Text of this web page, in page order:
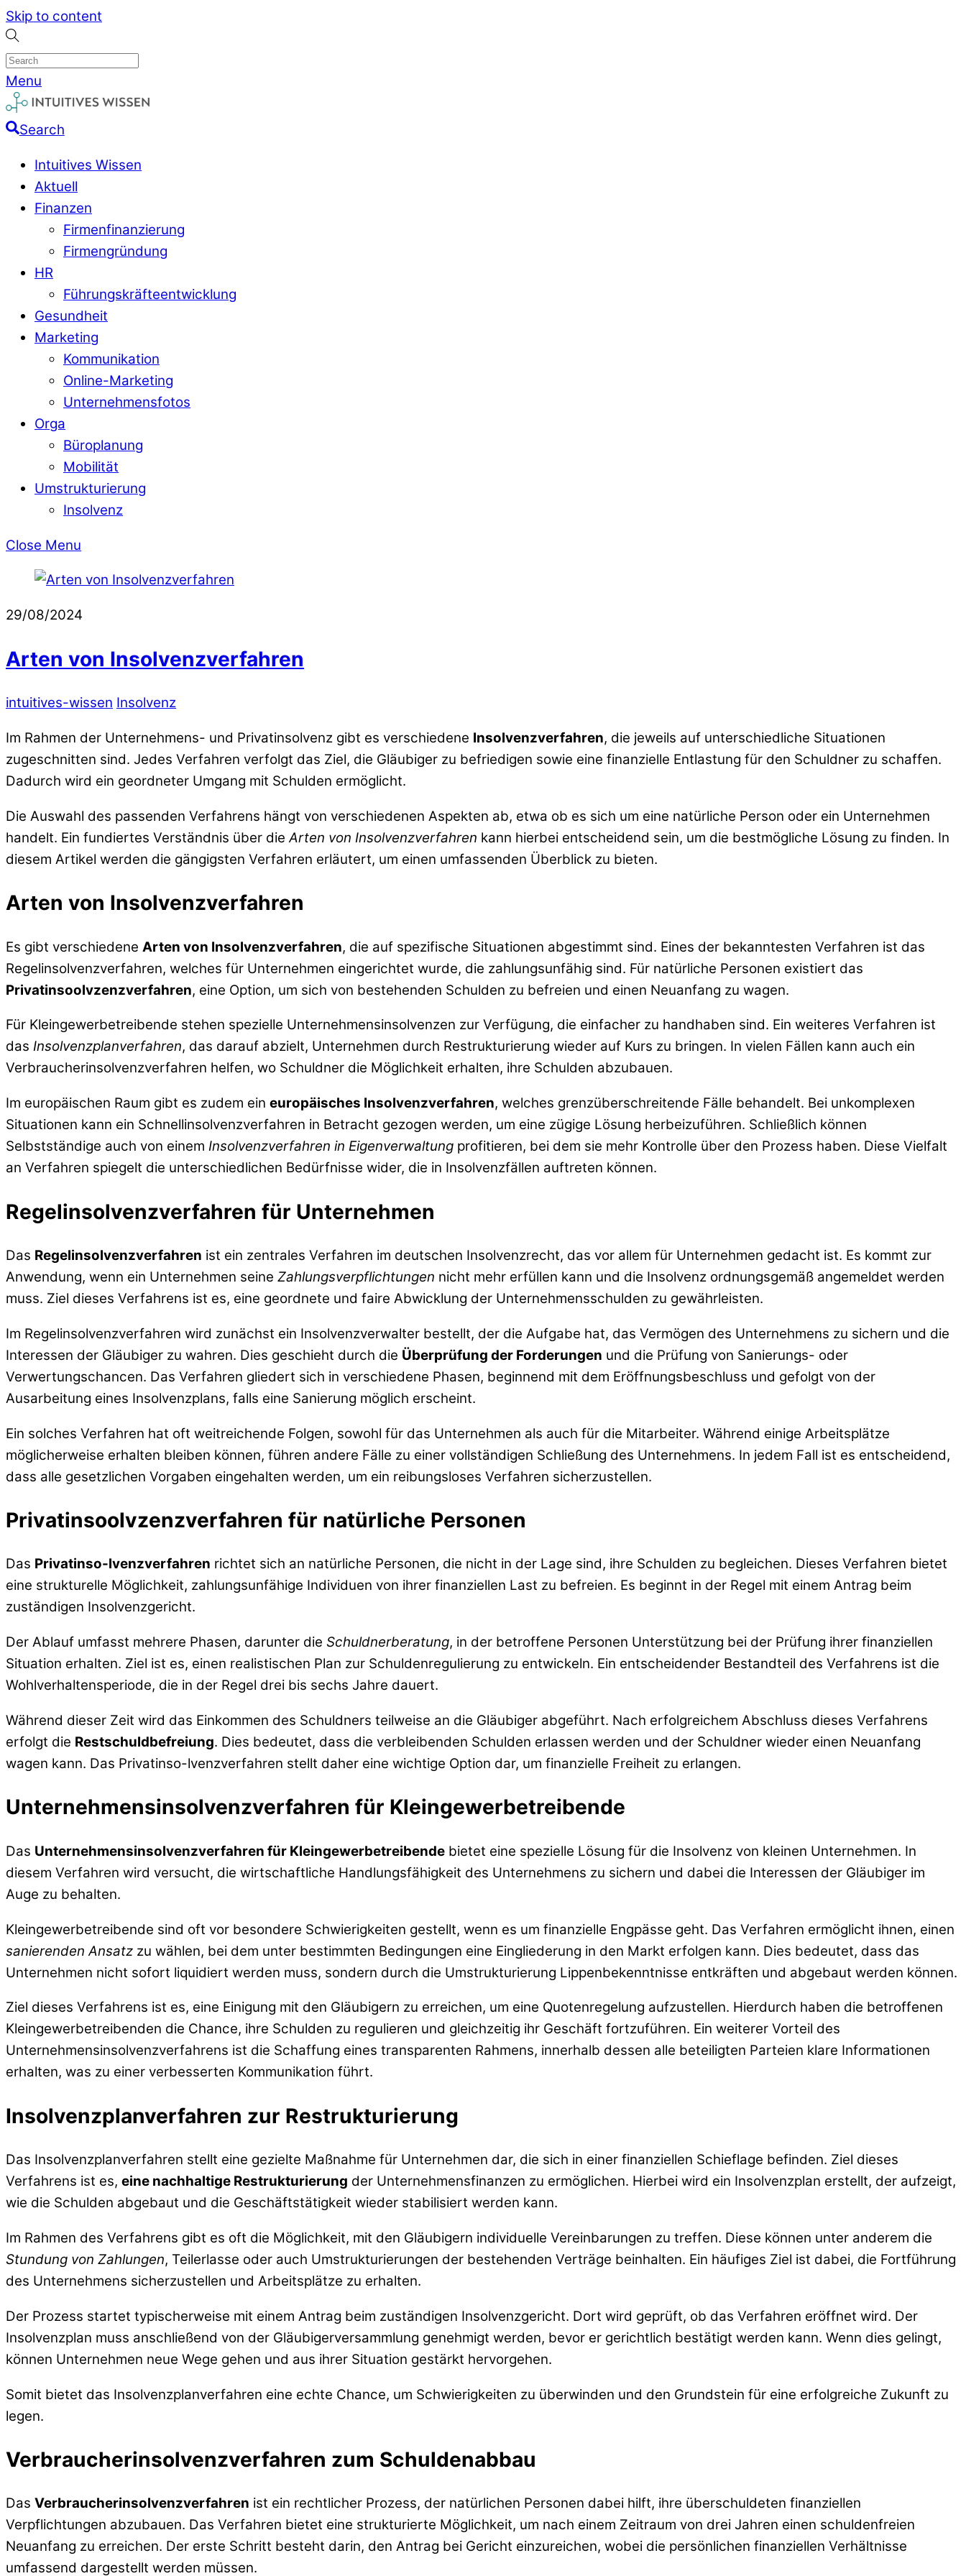
Skip to content
Menu
Search
Intuitives Wissen
Aktuell
Finanzen
Firmenfinanzierung
Firmengründung
HR
Führungskräfteentwicklung
Gesundheit
Marketing
Kommunikation
Online-Marketing
Unternehmensfotos
Orga
Büroplanung
Mobilität
Umstrukturierung
Insolvenz
Close Menu
29/08/2024
Arten von Insolvenzverfahren
intuitives-wissen Insolvenz
Im Rahmen der Unternehmens- und Privatinsolvenz gibt es verschiedene Insolvenzverfahren, die jeweils auf unterschiedliche Situationen
zugeschnitten sind. Jedes Verfahren verfolgt das Ziel, die Gläubiger zu befriedigen sowie eine finanzielle Entlastung für den Schuldner zu schaffen.
Dadurch wird ein geordneter Umgang mit Schulden ermöglicht.
Die Auswahl des passenden Verfahrens hängt von verschiedenen Aspekten ab, etwa ob es sich um eine natürliche Person oder ein Unternehmen
handelt. Ein fundiertes Verständnis über dieArten von Insolvenzverfahren kann hierbei entscheidend sein, um die bestmögliche Lösung zu finden. In
diesem Artikel werden die gängigsten Verfahren erläutert, um einen umfassenden Überblick zu bieten.
Arten von Insolvenzverfahren
Es gibt verschiedene Arten von Insolvenzverfahren, die auf spezifische Situationen abgestimmt sind. Eines der bekanntesten Verfahren ist das
Regelinsolvenzverfahren, welches für Unternehmen eingerichtet wurde, die zahlungsunfähig sind. Für natürliche Personen existiert das
Privatinsoolvzenzverfahren, eine Option, um sich von bestehenden Schulden zu befreien und einen Neuanfang zu wagen.
Für Kleingewerbetreibende stehen spezielle Unternehmensinsolvenzen zur Verfügung, die einfacher zu handhaben sind. Ein weiteres Verfahren ist
das Insolvenzplanverfahren, das darauf abzielt, Unternehmen durch Restrukturierung wieder auf Kurs zu bringen. In vielen Fällen kann auch ein
Verbraucherinsolvenzverfahren helfen, wo Schuldner die Möglichkeit erhalten, ihre Schulden abzubauen.
Im europäischen Raum gibt es zudem ein europäisches Insolvenzverfahren, welches grenzüberschreitende Fälle behandelt. Bei unkomplexen
Situationen kann ein Schnellinsolvenzverfahren in Betracht gezogen werden, um eine zügige Lösung herbeizuführen. Schließlich können
Selbstständige auch von einem Insolvenzverfahren in Eigenverwaltung profitieren, bei dem sie mehr Kontrolle über den Prozess haben. Diese Vielfalt
an Verfahren spiegelt die unterschiedlichen Bedürfnisse wider, die in Insolvenzfällen auftreten können.
Regelinsolvenzverfahren für Unternehmen
Das Regelinsolvenzverfahren ist ein zentrales Verfahren im deutschen Insolvenzrecht, das vor allem für Unternehmen gedacht ist. Es kommt zur
Anwendung, wenn ein Unternehmen seine Zahlungsverpflichtungen nicht mehr erfüllen kann und die Insolvenz ordnungsgemäß angemeldet werden
muss. Ziel dieses Verfahrens ist es, eine geordnete und faire Abwicklung der Unternehmensschulden zu gewährleisten.
Im Regelinsolvenzverfahren wird zunächst ein Insolvenzverwalter bestellt, der die Aufgabe hat, das Vermögen des Unternehmens zu sichern und die
Interessen der Gläubiger zu wahren. Dies geschieht durch die Überprüfung der Forderungen und die Prüfung von Sanierungs- oder
Verwertungschancen. Das Verfahren gliedert sich in verschiedene Phasen, beginnend mit dem Eröffnungsbeschluss und gefolgt von der
Ausarbeitung eines Insolvenzplans, falls eine Sanierung möglich erscheint.
Ein solches Verfahren hat oft weitreichende Folgen, sowohl für das Unternehmen als auch für die Mitarbeiter. Während einige Arbeitsplätze
möglicherweise erhalten bleiben können, führen andere Fälle zu einer vollständigen Schließung des Unternehmens. In jedem Fall ist es entscheidend,
dass alle gesetzlichen Vorgaben eingehalten werden, um ein reibungsloses Verfahren sicherzustellen.
Privatinsoolvzenzverfahren für natürliche Personen
Das Privatinso-lvenzverfahren richtet sich an natürliche Personen, die nicht in der Lage sind, ihre Schulden zu begleichen. Dieses Verfahren bietet
eine strukturelle Möglichkeit, zahlungsunfähige Individuen von ihrer finanziellen Last zu befreien. Es beginnt in der Regel mit einem Antrag beim
zuständigen Insolvenzgericht.
Der Ablauf umfasst mehrere Phasen, darunter die Schuldnerberatung, in der betroffene Personen Unterstützung bei der Prüfung ihrer finanziellen
Situation erhalten. Ziel ist es, einen realistischen Plan zur Schuldenregulierung zu entwickeln. Ein entscheidender Bestandteil des Verfahrens ist die
Wohlverhaltensperiode, die in der Regel drei bis sechs Jahre dauert.
Während dieser Zeit wird das Einkommen des Schuldners teilweise an die Gläubiger abgeführt. Nach erfolgreichem Abschluss dieses Verfahrens
erfolgt die Restschuldbefreiung. Dies bedeutet, dass die verbleibenden Schulden erlassen werden und der Schuldner wieder einen Neuanfang
wagen kann. Das Privatinso-lvenzverfahren stellt daher eine wichtige Option dar, um finanzielle Freiheit zu erlangen.
Unternehmensinsolvenzverfahren für Kleingewerbetreibende
Das Unternehmensinsolvenzverfahren für Kleingewerbetreibende bietet eine spezielle Lösung für die Insolvenz von kleinen Unternehmen. In
diesem Verfahren wird versucht, die wirtschaftliche Handlungsfähigkeit des Unternehmens zu sichern und dabei die Interessen der Gläubiger im
Auge zu behalten.
Kleingewerbetreibende sind oft vor besondere Schwierigkeiten gestellt, wenn es um finanzielle Engpässe geht. Das Verfahren ermöglicht ihnen, einen
sanierenden Ansatz zu wählen, bei dem unter bestimmten Bedingungen eine Eingliederung in den Markt erfolgen kann. Dies bedeutet, dass das
Unternehmen nicht sofort liquidiert werden muss, sondern durch die Umstrukturierung Lippenbekenntnisse entkräften und abgebaut werden können.
Ziel dieses Verfahrens ist es, eine Einigung mit den Gläubigern zu erreichen, um eine Quotenregelung aufzustellen. Hierdurch haben die betroffenen
Kleingewerbetreibenden die Chance, ihre Schulden zu regulieren und gleichzeitig ihr Geschäft fortzuführen. Ein weiterer Vorteil des
Unternehmensinsolvenzverfahrens ist die Schaffung eines transparenten Rahmens, innerhalb dessen alle beteiligten Parteien klare Informationen
erhalten, was zu einer verbesserten Kommunikation führt.
Insolvenzplanverfahren zur Restrukturierung
Das Insolvenzplanverfahren stellt eine gezielte Maßnahme für Unternehmen dar, die sich in einer finanziellen Schieflage befinden. Ziel dieses
Verfahrens ist es, eine nachhaltige Restrukturierung der Unternehmensfinanzen zu ermöglichen. Hierbei wird ein Insolvenzplan erstellt, der aufzeigt,
wie die Schulden abgebaut und die Geschäftstätigkeit wieder stabilisiert werden kann.
Im Rahmen des Verfahrens gibt es oft die Möglichkeit, mit den Gläubigern individuelle Vereinbarungen zu treffen. Diese können unter anderem die
Stundung von Zahlungen, Teilerlasse oder auch Umstrukturierungen der bestehenden Verträge beinhalten. Ein häufiges Ziel ist dabei, die Fortführung
des Unternehmens sicherzustellen und Arbeitsplätze zu erhalten.
Der Prozess startet typischerweise mit einem Antrag beim zuständigen Insolvenzgericht. Dort wird geprüft, ob das Verfahren eröffnet wird. Der
Insolvenzplan muss anschließend von der Gläubigerversammlung genehmigt werden, bevor er gerichtlich bestätigt werden kann. Wenn dies gelingt,
können Unternehmen neue Wege gehen und aus ihrer Situation gestärkt hervorgehen.
Somit bietet das Insolvenzplanverfahren eine echte Chance, um Schwierigkeiten zu überwinden und den Grundstein für eine erfolgreiche Zukunft zu
legen.
Verbraucherinsolvenzverfahren zum Schuldenabbau
Das Verbraucherinsolvenzverfahren ist ein rechtlicher Prozess, der natürlichen Personen dabei hilft, ihre überschuldeten finanziellen
Verpflichtungen abzubauen. Das Verfahren bietet eine strukturierte Möglichkeit, um nach einem Zeitraum von drei Jahren einen schuldenfreien
Neuanfang zu erreichen. Der erste Schritt besteht darin, den Antrag bei Gericht einzureichen, wobei die persönlichen finanziellen Verhältnisse
umfassend dargestellt werden müssen.